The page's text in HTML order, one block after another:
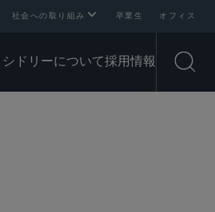
社会への取り組み 卒業生 オフィス
シドリーについて採用情報